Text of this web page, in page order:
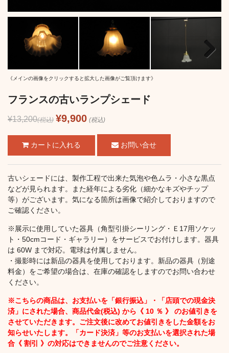
Next
《メインの画像をクリックすると拡大した画像がご覧頂けます》
フランスの古いランプシェード
¥13,200(税込) ¥9,900 (税込)
お問い合せ
古いシェードには、製作工程で出来た気泡や色ムラ・小さな黒点
などが見られます。また経年による劣化（細かなキズやチップ
等）がございます。気になる箇所は画像で紹介しておりますので
ご確認ください。
※展示に使用していた器具（角型引掛シーリング・Ｅ17用ソケッ
ト・50cmコード・ギャラリー）をサービスでお付けします。器具
は 60W まで対応。電球は付属しません。
・撮影時には新品の器具を使用しております。新品の器具（別途
料金）をご希望の場合は、在庫の確認をしますのでお問い合わせ
ください。
※こちらの商品は、お支払いを「銀行振込」・「店頭での現金決
済」にされた場合、商品代金(税込) から《 10 ％ 》 のお値引きを
させていただきます。ご注文後に改めてお値引きをした金額をお
知らせいたします。「カード決済」等のお支払いを選択された場
合《 割引 》の対応はできませんのでご注意ください。